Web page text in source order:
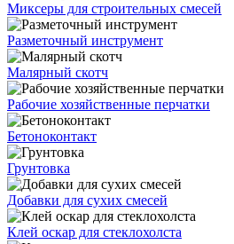
Миксеры для строительных смесей
Разметочный инструмент
Малярный скотч
Рабочие хозяйственные перчатки
Бетоноконтакт
Грунтовка
Добавки для сухих смесей
Клей оскар для стеклохолста